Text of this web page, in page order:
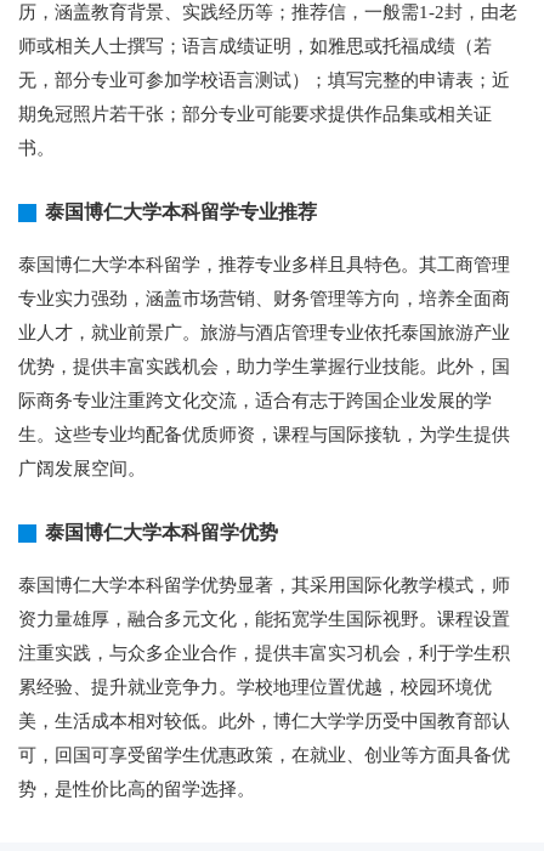
历，涵盖教育背景、实践经历等；推荐信，一般需1-2封，由老
师或相关人士撰写；语言成绩证明，如雅思或托福成绩（若
无，部分专业可参加学校语言测试）；填写完整的申请表；近
期免冠照片若干张；部分专业可能要求提供作品集或相关证
书。
泰国博仁大学本科留学专业推荐
泰国博仁大学本科留学，推荐专业多样且具特色。其工商管理
专业实力强劲，涵盖市场营销、财务管理等方向，培养全面商
业人才，就业前景广。旅游与酒店管理专业依托泰国旅游产业
优势，提供丰富实践机会，助力学生掌握行业技能。此外，国
际商务专业注重跨文化交流，适合有志于跨国企业发展的学
生。这些专业均配备优质师资，课程与国际接轨，为学生提供
广阔发展空间。
泰国博仁大学本科留学优势
泰国博仁大学本科留学优势显著，其采用国际化教学模式，师
资力量雄厚，融合多元文化，能拓宽学生国际视野。课程设置
注重实践，与众多企业合作，提供丰富实习机会，利于学生积
累经验、提升就业竞争力。学校地理位置优越，校园环境优
美，生活成本相对较低。此外，博仁大学学历受中国教育部认
可，回国可享受留学生优惠政策，在就业、创业等方面具备优
势，是性价比高的留学选择。